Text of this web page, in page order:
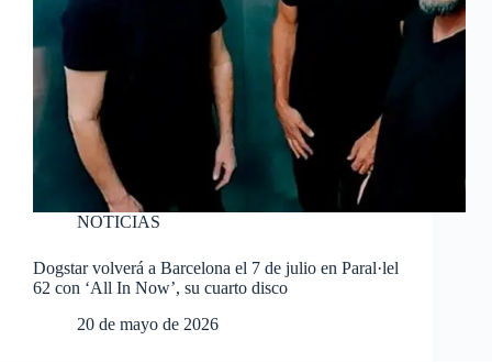
NOTICIAS
Dogstar volverá a Barcelona el 7 de julio en Paral·lel
62 con ‘All In Now’, su cuarto disco
20 de mayo de 2026